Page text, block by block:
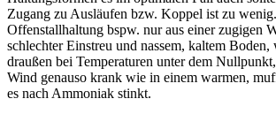
Zugang zu Ausläufen bzw. Koppel ist zu
Offenstallhaltung bspw. nur aus einer zugigen
schlechter Einstreu und nassem, kaltem Boden,
draußen bei Temperaturen unter dem
Wind genauso krank wie in einem warmen,
es nach Ammoniak stinkt.